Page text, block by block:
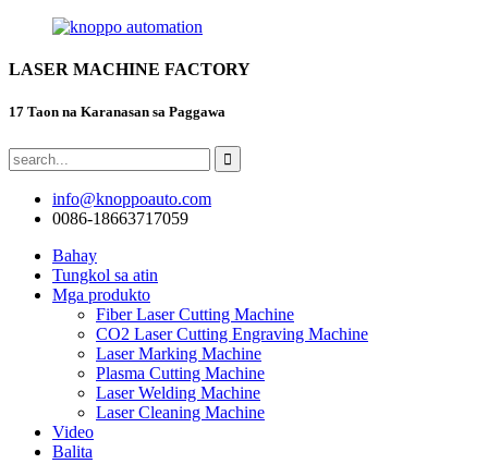
LASER MACHINE FACTORY
17 Taon na Karanasan sa Paggawa
info@knoppoauto.com
0086-18663717059
Bahay
Tungkol sa atin
Mga produkto
Fiber Laser Cutting Machine
CO2 Laser Cutting Engraving Machine
Laser Marking Machine
Plasma Cutting Machine
Laser Welding Machine
Laser Cleaning Machine
Video
Balita